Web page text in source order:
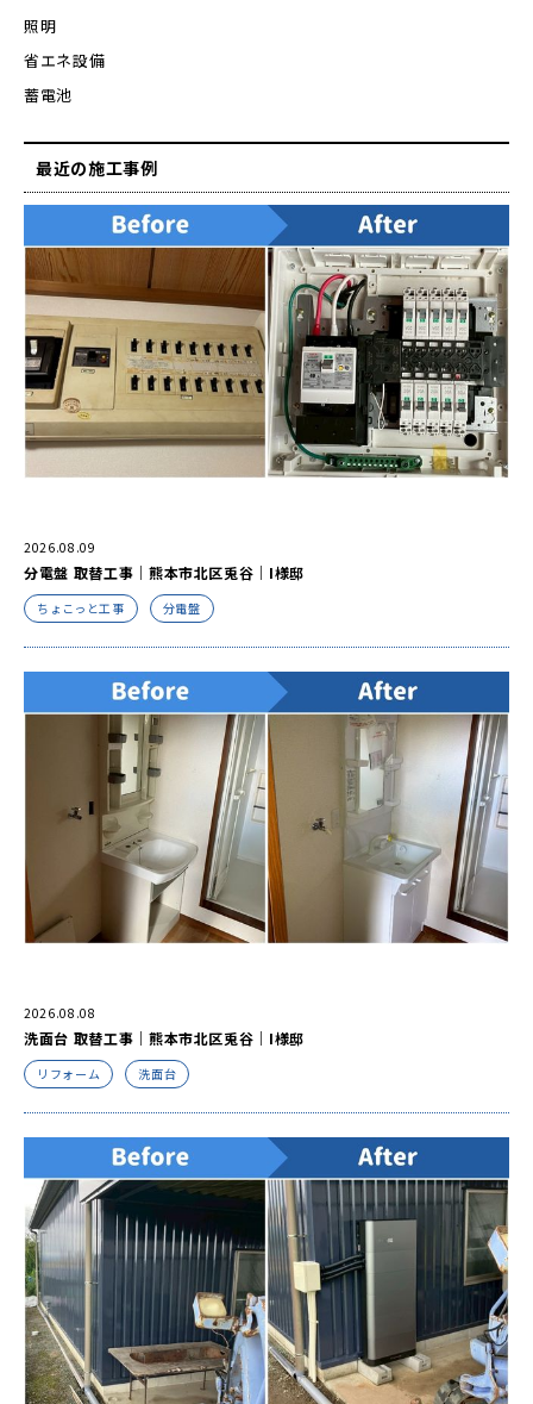
照明
省エネ設備
蓄電池
最近の施工事例
2026.08.09
分電盤 取替工事｜熊本市北区兎谷｜I様邸
ちょこっと工事 分電盤
2026.08.08
洗面台 取替工事｜熊本市北区兎谷｜I様邸
リフォーム 洗面台